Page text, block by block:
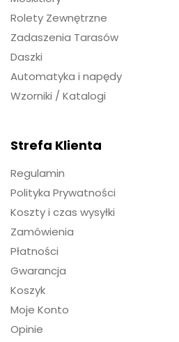
Rolety Zewnętrzne
Zadaszenia Tarasów
Daszki
Automatyka i napędy
Wzorniki / Katalogi
Strefa Klienta
Regulamin
Polityka Prywatności
Koszty i czas wysyłki
Zamówienia
Płatności
Gwarancja
Koszyk
Moje Konto
Opinie